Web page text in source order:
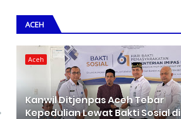
ACEH
Aceh
Kanwil Ditjenpas Aceh Tebar
Kepedulian Lewat Bakti Sosial di